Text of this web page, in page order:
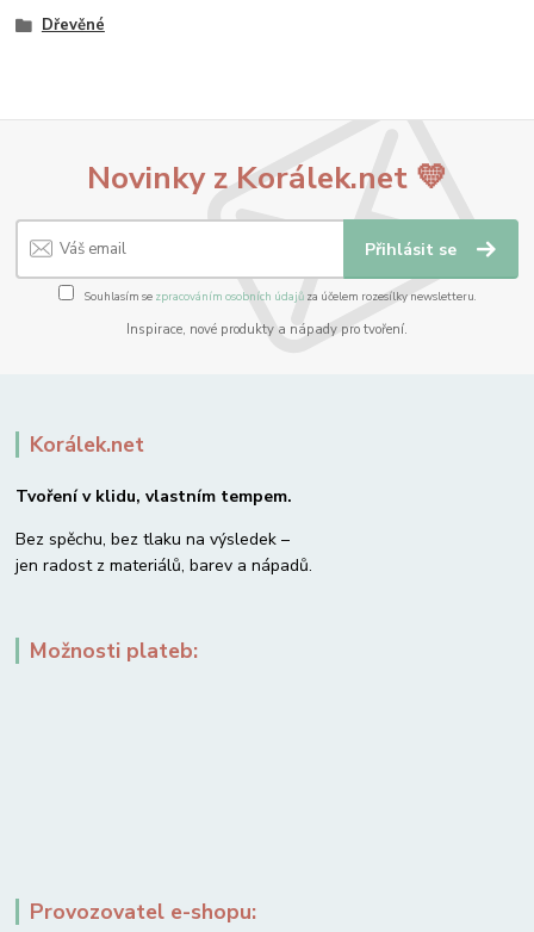
Dřevěné
Novinky z Korálek.net 💛
Přihlásit se
Souhlasím se zpracováním osobních údajůza účelem rozesílky newsletteru.
Inspirace, nové produkty a nápady pro tvoření.
Korálek.net
Tvoření v klidu, vlastním tempem.
Bez spěchu, bez tlaku na výsledek –
jen radost z materiálů, barev a nápadů.
Možnosti plateb:
Provozovatel e-shopu: